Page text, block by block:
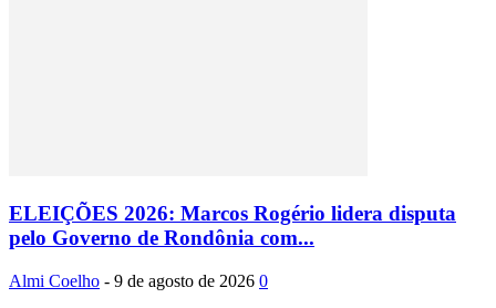
ELEIÇÕES 2026: Marcos Rogério lidera disputa
pelo Governo de Rondônia com...
Almi Coelho - 9 de agosto de 2026 0